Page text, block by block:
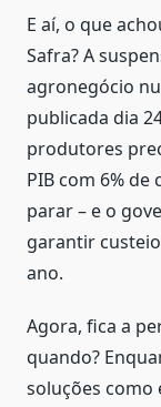
E aí, o que
Safra? A
agronegócio
publicada dia
produtores
PIB com 6%
parar – e o
garantir
ano.
Agora, fica a
quando?
soluções como